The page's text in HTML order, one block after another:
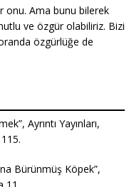
onu. Ama bunu bilerek
ve özgür olabiliriz. Bizi
özgürlüğe de
Ayrıntı Yayınları,
Bürünmüş Köpek”,